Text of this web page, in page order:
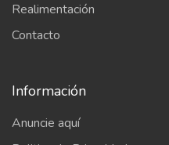
Realimentación
Contacto
Información
Anuncie aquí